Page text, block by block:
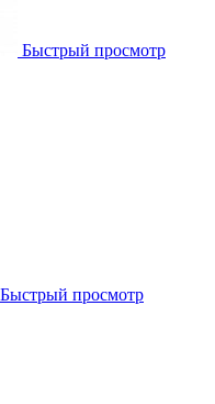
Быстрый просмотр
Быстрый просмотр